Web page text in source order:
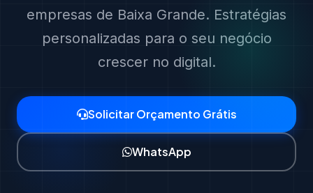
empresas de Baixa Grande. Estratégias
personalizadas para o seu negócio
crescer no digital.
Solicitar Orçamento Grátis
WhatsApp